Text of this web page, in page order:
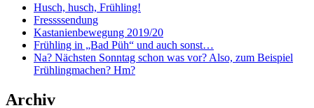
Husch, husch, Frühling!
Fressssendung
Kastanienbewegung 2019/20
Frühling in „Bad Püh“ und auch sonst…
Na? Nächsten Sonntag schon was vor? Also, zum Beispiel
Frühlingmachen? Hm?
Archiv